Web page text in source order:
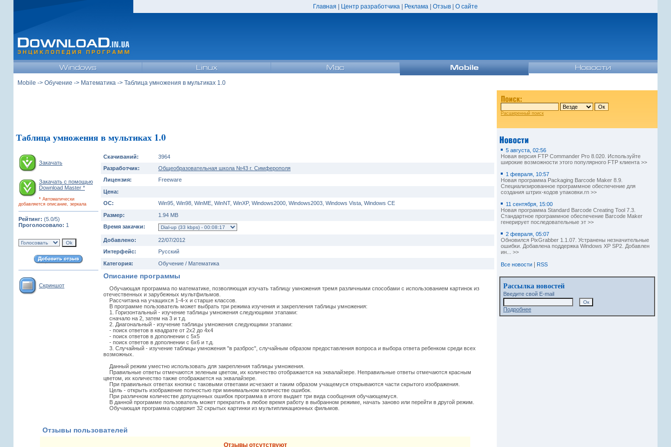
Главная Центр разработчика| Реклама| Отзыв| О сайте
Mobile -> Обучение -> Математика -> Таблица умножения в мультиках 1.0
Расширенный поиск
Таблица умножения в мультиках 1.0
Закачать
Закачать с помощью
Download Master *
* Автоматически
добавляется описание, зеркала
Рейтинг: (5.0/5)
Проголосовало: 1
Скриншот
Скачиваний:
3964
Разработчик:
Общеобразовательная школа №43 г. Симферополя
Лицензия:
Freeware
Цена:
ОС:
Win95, Win98, WinME, WinNT, WinXP, Windows2000, Windows2003, Windows Vista, Windows CE
Размер:
1.94 MB
Время закачки:
Добавлено:
22/07/2012
Интерфейс:
Русский
Категория:
Обучение / Математика
Описание программы
Обучающая программа по математике, позволяющая изучать таблицу умножения тремя различными способами с использованием картинок из
отечественных и зарубежных мультфильмов.
Рассчитана на учащихся 1-4-х и старше классов.
В программе пользователь может выбрать три режима изучения и закрепления таблицы умножения:
1. Горизонтальный - изучение таблицы умножения следующими этапами:
сначало на 2, затем на 3 и т.д.
2. Диагональный - изучение таблицы умножения следующими этапами:
- поиск ответов в квадрате от 2х2 до 4х4
- поиск ответов в дополнении с 5х5
- поиск ответов в дополнении с 6х6 и т.д.
3. Случайный - изучение таблицы умножения "в разброс", случайным образом предоставления вопроса и выбора ответа ребенком среди всех
возможных.
Данный режим уместно использовать для закрепления таблицы умножения.
Правильные ответы отмечаются зеленым цветом, их количество отображается на эквалайзере. Неправильные ответы отмечаются красным
цветом, их количество также отображается на эквалайзере.
При правильных ответах кнопки с таковыми ответами исчезают и таким образом учащемуся открываются части скрытого изображения.
Цель - открыть изображение полностью при минимальном количестве ошибок.
При различном количестве допущенных ошибок программа в итоге выдает три вида сообщения обучающемуся.
В данной программе пользователь может прекратить в любое время работу в выбранном режиме, начать заново или перейти в другой режим.
Обучающая программа содержит 32 скрытых картинки из мультипликационных фильмов.
Отзывы пользователей
Отзывы отсутствуют
5 августа, 02:56
Новая версия FTP Commander Pro 8.020. Используйте
широкие возможности этого популярного FTP клиента >>
1 февраля, 10:57
Новая программа Packaging Barcode Maker 8.9.
Специализированное программное обеспечение для
создания штрих-кодов упаковки.rn >>
11 сентября, 15:00
Новая программа Standard Barcode Creating Tool 7.3.
Стандартное программное обеспечение Barcode Maker
генерирует последовательные эт >>
2 февраля, 05:07
Обновился PixGrabber 1.1.07. Устранены незначительные
ошибки. Добавлена поддержка Windows XP SP2. Добавлен
ин... >>
Все новости RSS
Рассылка новостей
Введите свой E-mail
Подробнее